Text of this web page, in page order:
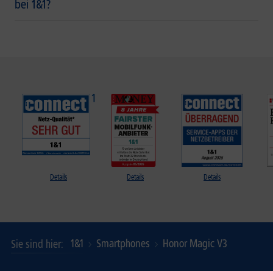
bei 1&1?
Details Details Details
Sie sind hier 1&1 Smartphones Honor Magic V3